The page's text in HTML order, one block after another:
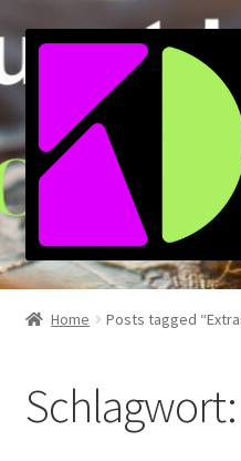
Zur
Zum
Künstlerfarben
Home Posts tagged
Schlagwort: